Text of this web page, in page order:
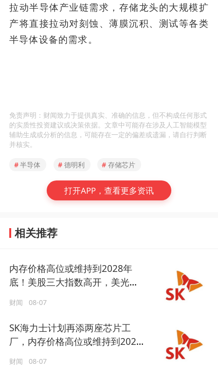
拉动半导体产业链需求，存储龙头的大规模扩
产将直接拉动对刻蚀、薄膜沉积、测试等各类
半导体设备的需求。
免责声明：财闻致力于提供真实、准确的信息，但不构成任何形式
的实质性投资建议或决策依据。文章中可能存在涉及人工智能模型
辅助生成或分析的信息，可能存在一定的偏差或遗漏，请自行判断
并核实。
#半导体 # 德明利 # 存储芯片
打开APP，查看更多资讯
相关推荐
内存价格高位或维持到2028年
底！美股三大指数高开，美光、
财闻 08-07
SK海力士计划再添两座芯片工
厂，内存价格高位或维持到2028
年底
财闻 08-07